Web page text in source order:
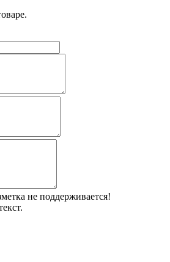
не поддерживается!